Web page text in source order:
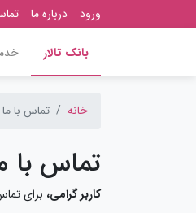
ورود درباره ما
بانک تالار
خانه تماس با ما
تماس با
کاربر گرامی، برای